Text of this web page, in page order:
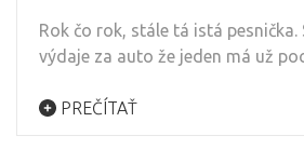
Rok čo rok, stále tá istá pesnička.
výdaje za auto že jeden má už
PREČÍTAŤ